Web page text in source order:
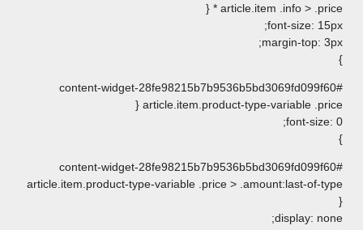
#content-widget-
article.item.product-
#content-widget-
article.item.product-type-variable .price >